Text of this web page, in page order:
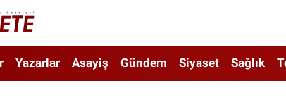
Yazarlar Asayiş Gündem Siyaset Sağlık